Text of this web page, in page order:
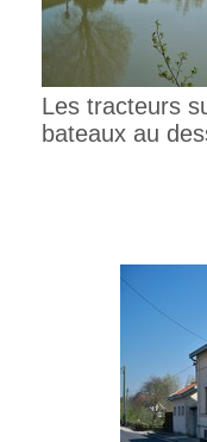
Les tracteurs
bateaux au